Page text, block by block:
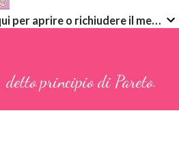
ALTRI ARTICOLI (clicca qui per aprire o richiudere il menù a discesa)
principio di Pareto.